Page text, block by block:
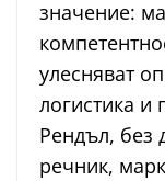
значение:
улесняват
логистика и
Рендъл, без
речник,